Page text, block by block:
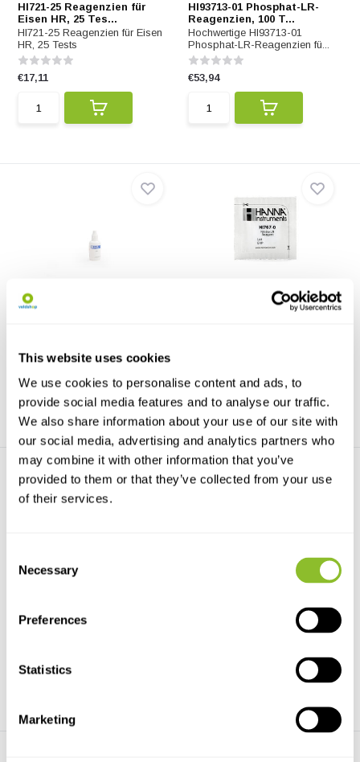
This website uses cookies
We use cookies to personalise content and ads, to
provide social media features and to analyse our traffic.
We also share information about your use of our site with
our social media, advertising and analytics partners who
may combine it with other information that you’ve
provided to them or that they’ve collected from your use
of their services.
Selection
Necessary
Preferences
Statistics
Marketing
HI721-25 Reagenzien für
Eisen HR, 25 Tes...
HI721-25 Reagenzien für Eisen
HR, 25 Tests
€17,11
HI93713-01 Phosphat-LR-
Reagenzien, 100 T...
Hochwertige HI93713-01
Phosphat-LR-Reagenzien fü...
€53,94
HI93700-01 Reagenzien für
Gesamtammonium...
€80,53
HI767-25: Reagenzien für
Nitrit LR im Me...
HI709-25 Reagenzien für
Mangan HR, 25 Tests für ...
HI780-25 Reagenzien für pH